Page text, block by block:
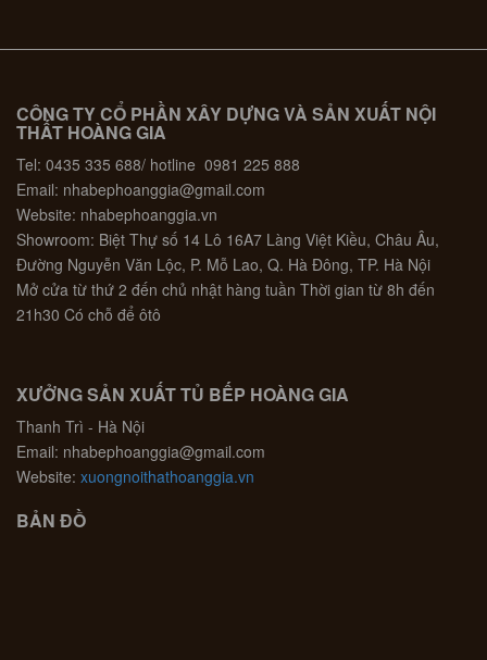
CÔNG TY CỔ PHẦN XÂY DỰNG VÀ SẢN XUẤT NỘI
THẤT HOÀNG GIA
Tel: 0435 335 688/ hotline 0981 225 888
Email: nhabephoanggia@gmail.com
Website: nhabephoanggia.vn
Showroom: Biệt Thự số 14 Lô 16A7 Làng Việt Kiều, Châu Âu,
Đường Nguyễn Văn Lộc, P. Mỗ Lao, Q. Hà Đông, TP. Hà Nội
Mở cửa từ thứ 2 đến chủ nhật hàng tuần Thời gian từ 8h đến
21h30 Có chỗ để ôtô
XƯỞNG SẢN XUẤT TỦ BẾP HOÀNG GIA
Thanh Trì - Hà Nội
Email: nhabephoanggia@gmail.com
Website: xuongnoithathoanggia.vn
BẢN ĐỒ